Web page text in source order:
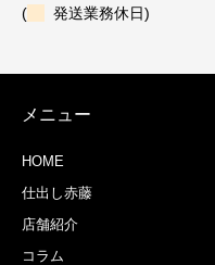
(
発送業務休日)
メニュー
HOME
仕出し赤藤
店舗紹介
コラム